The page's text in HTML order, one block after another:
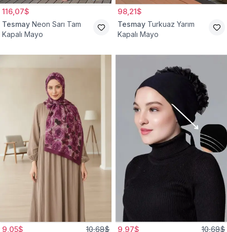
116,07$
Tesmay Neon Sarı Tam
Kapalı Mayo
98,21$
Tesmay Turkuaz Yarım
Kapalı Mayo
9,05$ 10,68$ 9,97$ 10,68$